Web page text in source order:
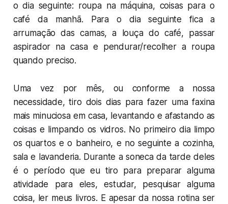
o dia seguinte: roupa na máquina, coisas para o
café da manhã. Para o dia seguinte fica a
arrumação das camas, a louça do café, passar
aspirador na casa e pendurar/recolher a roupa
quando preciso.
Uma vez por mês, ou conforme a nossa
necessidade, tiro dois dias para fazer uma faxina
mais minuciosa em casa, levantando e afastando as
coisas e limpando os vidros. No primeiro dia limpo
os quartos e o banheiro, e no seguinte a cozinha,
sala e lavanderia. Durante a soneca da tarde deles
é o período que eu tiro para preparar alguma
atividade para eles, estudar, pesquisar alguma
coisa, ler meus livros. E apesar da nossa rotina ser